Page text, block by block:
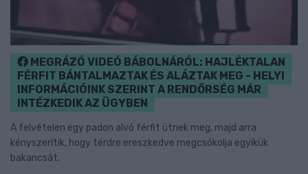
MEGRÁZÓ VIDEÓ BÁBOLNÁRÓL: HAJLÉKTALAN
FÉRFIT BÁNTALMAZTAK ÉS ALÁZTAK MEG - HELYI
INFORMÁCIÓINK SZERINT A RENDŐRSÉG MÁR
INTÉZKEDIK AZ ÜGYBEN
A felvételen egy padon alvó férfit ütnek meg, majd arra
kényszerítik, hogy térdre ereszkedve megcsókolja egyikük
bakancsát.